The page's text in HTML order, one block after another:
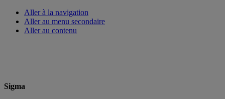
Aller à la navigation
Aller au menu secondaire
Aller au contenu
Sigma